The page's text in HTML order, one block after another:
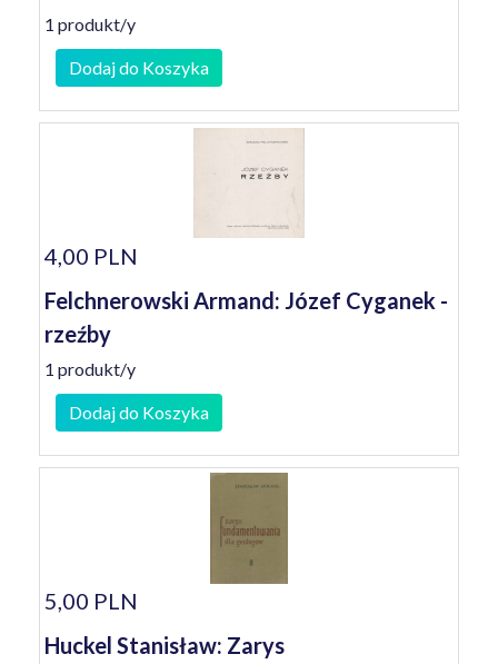
1 produkt/y
Dodaj do Koszyka
4,00 PLN
Felchnerowski Armand: Józef Cyganek -
rzeźby
1 produkt/y
Dodaj do Koszyka
5,00 PLN
Huckel Stanisław: Zarys